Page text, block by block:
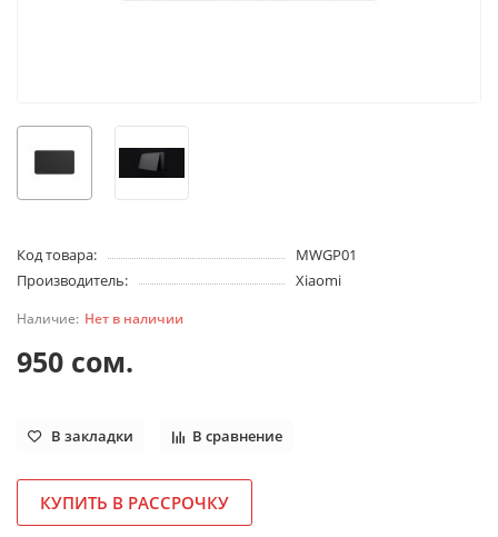
Код товара:
MWGP01
Производитель:
Xiaomi
Нет в наличии
950 сом.
В закладки В сравнение
КУПИТЬ В РАССРОЧКУ